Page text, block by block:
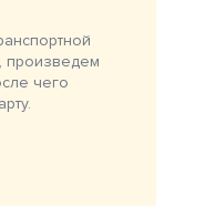
произведем
чего